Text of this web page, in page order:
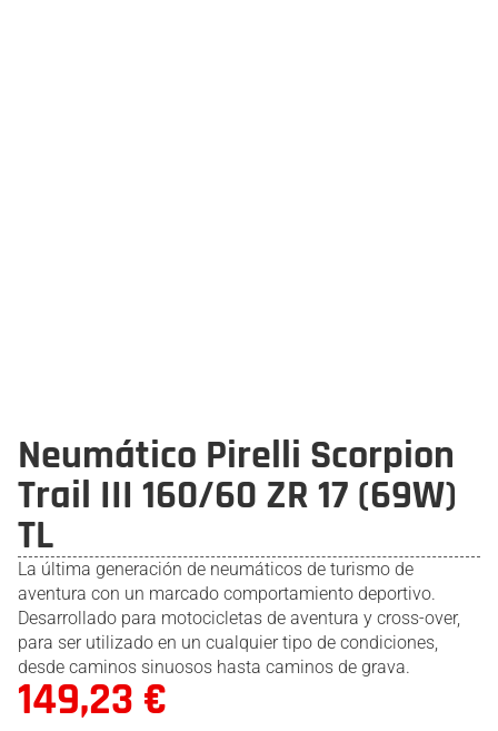
Neumático Pirelli Scorpion
Trail III 160/60 ZR 17 (69W)
TL
La última generación de neumáticos de turismo de
aventura con un marcado comportamiento deportivo.
Desarrollado para motocicletas de aventura y cross-over,
para ser utilizado en un cualquier tipo de condiciones,
desde caminos sinuosos hasta caminos de grava.
149,23 €